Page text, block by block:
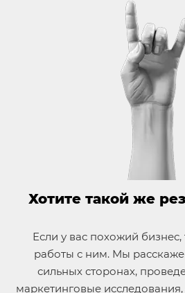
Хотите такой же
Если у вас похожий
работы с ним. Мы
сильных сторонах,
маркетинговые